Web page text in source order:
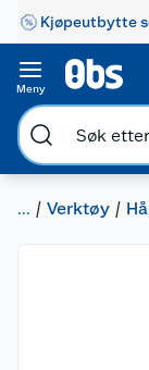
Kjøpeutbytte
Meny
... Verktøy